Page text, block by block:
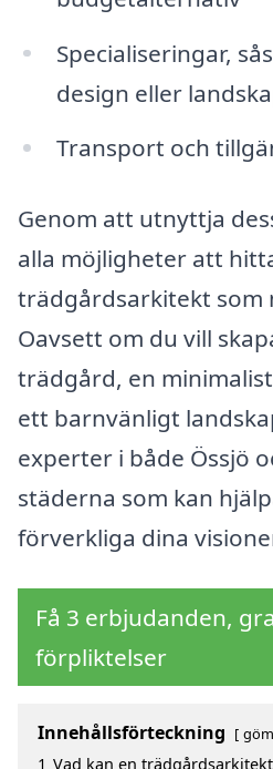
Specialiseringar,
design eller
Transport och
Genom att utnyttja
alla möjligheter att
trädgårdsarkitekt som
Oavsett om du vill
trädgård, en
ett barnvänligt
experter i både Össjö
städerna som kan
förverkliga dina
Få 3 erbjudanden,
förpliktelser
Innehållsförteckning
1 Vad kan en